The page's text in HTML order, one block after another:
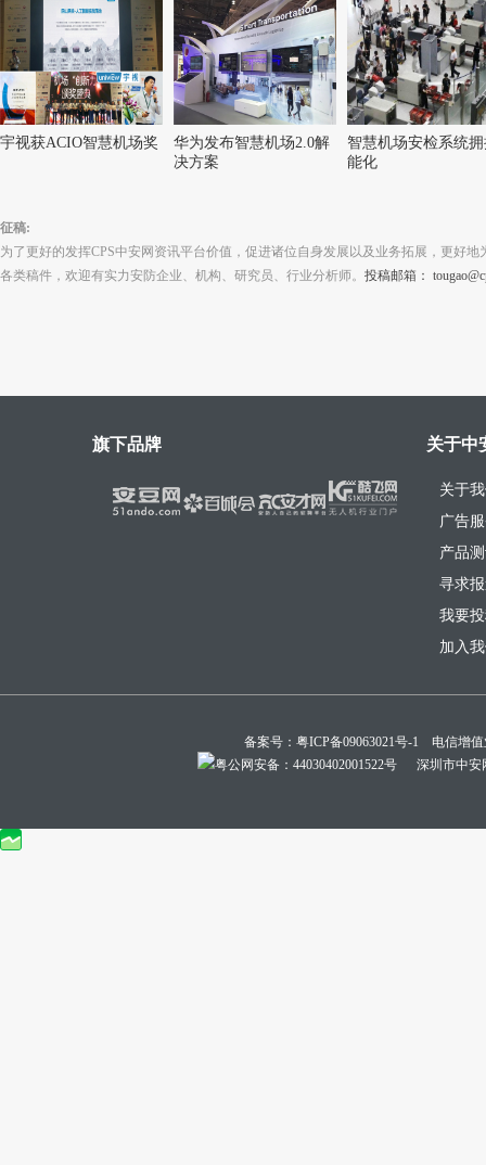
宇视获ACIO智慧机场奖
华为发布智慧机场2.0解
决方案
智慧机场安检系统
能化
征稿:
为了更好的发挥CPS中安网资讯平台价值，促进诸位自身发展以及业务拓展，更好
各类稿件，欢迎有实力安防企业、机构、研究员、行业分析师。 投稿邮箱：
旗下品牌 关于中
关于
广告
产品
寻求
我要
加入
备案号： 粤ICP备09063021号-1 电信增值
粤公网安备：44030402001522号 深圳市中安